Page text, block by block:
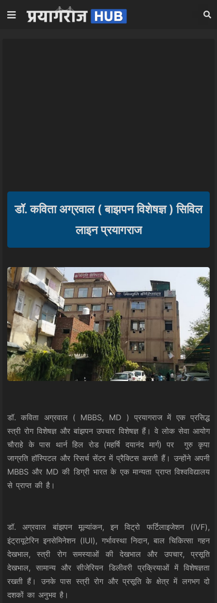
डॉ. कविता अग्रवाल ( बाझपन विशेषज्ञ ) सिविल
लाइन प्रयागराज
डॉ. कविता अग्रवाल ( MBBS, MD ) प्रयागराज में एक प्रसिद्ध
स्त्री रोग विशेषज्ञ और बांझपन उपचार विशेषज्ञ हैं। वे लोक सेवा आयोग
चौराहे के पास थार्न हिल रोड (महर्षि दयानंद मार्ग) पर गुरु कृपा
जाग्रति हॉस्पिटल और रिसर्च सेंटर में प्रैक्टिस करती हैं। उन्होंने अपनी
MBBS और MD की डिग्री भारत के एक मान्यता प्राप्त विश्वविद्यालय
से प्राप्त की है।
डॉ. अग्रवाल बांझपन मूल्यांकन, इन विट्रो फर्टिलाइजेशन (IVF),
इंट्रायूटेरिन इनसेमिनेशन (IUI), गर्भावस्था निदान, बाल चिकित्सा गहन
देखभाल, स्त्री रोग समस्याओं की देखभाल और उपचार, प्रसूति
देखभाल, सामान्य और सीजेरियन डिलीवरी प्रक्रियाओं में विशेषज्ञता
रखती हैं। उनके पास स्त्री रोग और प्रसूति के क्षेत्र में लगभग दो
दशकों का अनुभव है।